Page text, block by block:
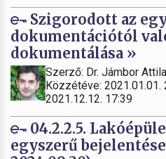
Szigorodott az
dokumentációtól
dokumentálása »
Szerző: Dr. Jámbor Attila
Közzétéve:
2021.12.12. 17:39
04.2.2.5.
egyszerű bejelentése